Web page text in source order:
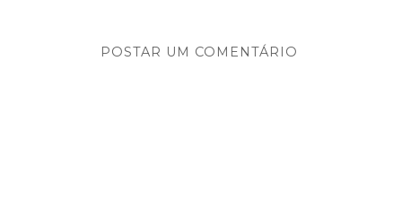
POSTAR UM COMENTÁRIO